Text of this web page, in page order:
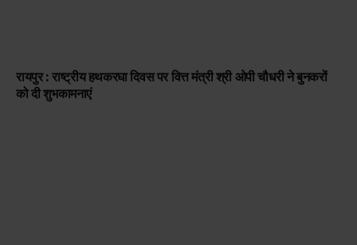
रायपुर : राष्ट्रीय हथकरघा दिवस पर वित्त मंत्री श्री ओपी चौधरी ने बुनकरों
को दी शुभकामनाएं